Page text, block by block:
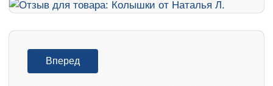
Вперед